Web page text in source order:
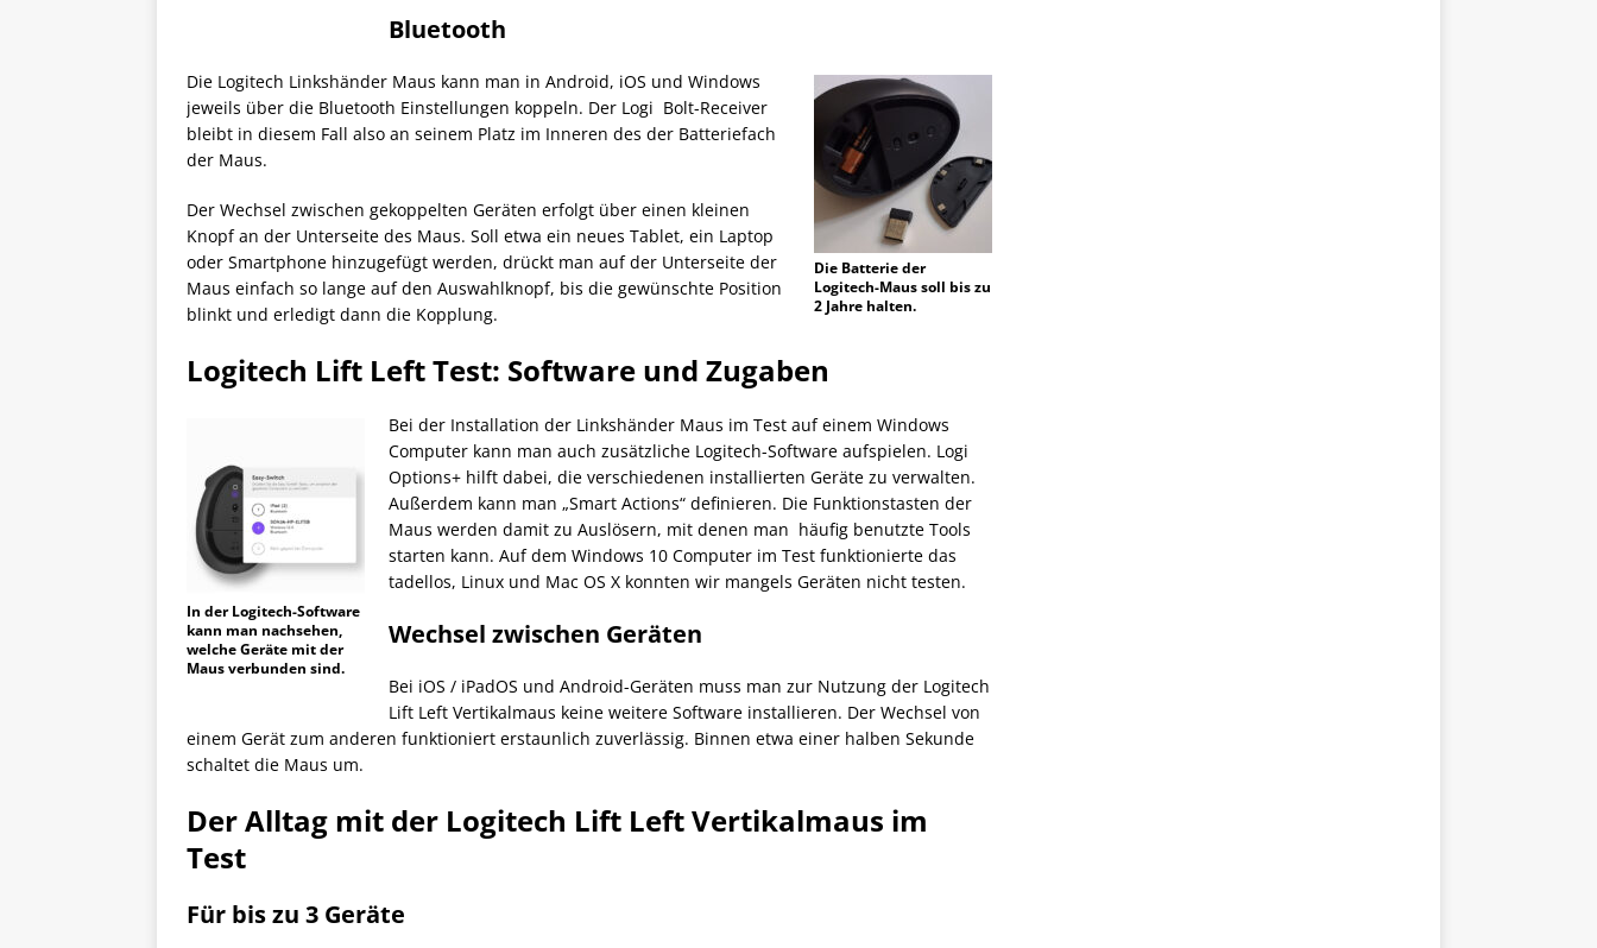
Bluetooth
Die Batterie der
Logitech-Maus soll bis zu
2 Jahre halten.
Die Logitech Linkshänder Maus kann man in Android, iOS und Windows
jeweils über die Bluetooth Einstellungen koppeln. Der Logi Bolt-Receiver
bleibt in diesem Fall also an seinem Platz im Inneren des der Batteriefach
der Maus.
Der Wechsel zwischen gekoppelten Geräten erfolgt über einen kleinen
Knopf an der Unterseite des Maus. Soll etwa ein neues Tablet, ein Laptop
oder Smartphone hinzugefügt werden, drückt man auf der Unterseite der
Maus einfach so lange auf den Auswahlknopf, bis die gewünschte Position
blinkt und erledigt dann die Kopplung.
Logitech Lift Left Test: Software und Zugaben
In der Logitech-Software
kann man nachsehen,
welche Geräte mit der
Maus verbunden sind.
Bei der Installation der Linkshänder Maus im Test auf einem Windows
Computer kann man auch zusätzliche Logitech-Software aufspielen. Logi
Options+ hilft dabei, die verschiedenen installierten Geräte zu verwalten.
Außerdem kann man „Smart Actions“ definieren. Die Funktionstasten der
Maus werden damit zu Auslösern, mit denen man häufig benutzte Tools
starten kann. Auf dem Windows 10 Computer im Test funktionierte das
tadellos, Linux und Mac OS X konnten wir mangels Geräten nicht testen.
Wechsel zwischen Geräten
Bei iOS / iPadOS und Android-Geräten muss man zur Nutzung der Logitech
Lift Left Vertikalmaus keine weitere Software installieren. Der Wechsel von
einem Gerät zum anderen funktioniert erstaunlich zuverlässig. Binnen etwa einer halben Sekunde
schaltet die Maus um.
Der Alltag mit der Logitech Lift Left Vertikalmaus im
Test
Für bis zu 3 Geräte